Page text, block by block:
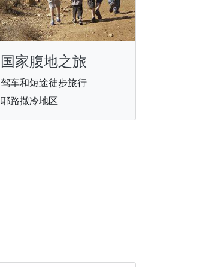
国家腹地之旅
驾车和短途徒步旅行
耶路撒冷地区